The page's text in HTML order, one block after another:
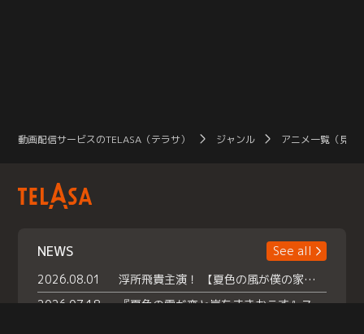
動画配信サービスのTELASA（テラサ） ジャンル アニメ一覧（見放
NEWS
See all
2026.08.01
浮所飛貴主演！ 【夏色の風が僕の家にやってきた】 本日よりテラサで独占配信スタート！
2026.07.18
『夏色の雲が恋と嵐をまきおこす』スペシャルメイキング 【Part1】2026年７月18日（土）23時30分～配信スタート！話題のシーンの裏側を大公開！豪華キャスト大集合！ 『武宮家 真夏の家族会議』開催！